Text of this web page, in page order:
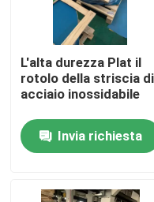
Casa
Prodotti
Video
Circa noi
L'alta durezza Plat il
rotolo della striscia di
acciaio inossidabile
Invia richiesta